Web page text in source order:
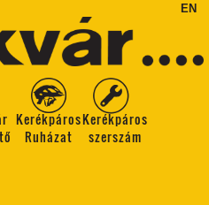
EN
Kerékpáros
Ruházat
Kerékpáros
szerszám